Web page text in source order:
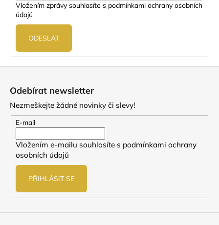
Vložením zprávy souhlasíte s podmínkami ochrany osobních
údajů
ODESLAT
Odebírat newsletter
Nezmeškejte žádné novinky či slevy!
E-mail
Vložením e-mailu souhlasíte s podmínkami ochrany
osobních údajů
PŘIHLÁSIT SE